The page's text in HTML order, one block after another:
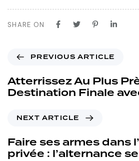
SHARE ON
PREVIOUS ARTICLE
Atterrissez Au Plus
Destination Finale
NEXT ARTICLE
Faire ses armes dans
privée : l’alternance